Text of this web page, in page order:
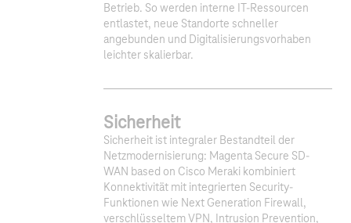
Betrieb. So werden interne IT-Ressourcen
entlastet, neue Standorte schneller
angebunden und Digitalisierungsvorhaben
leichter skalierbar.
Sicherheit
Sicherheit ist integraler Bestandteil der
Netzmodernisierung: Magenta Secure SD-
WAN based on Cisco Meraki kombiniert
Konnektivität mit integrierten Security-
Funktionen wie Next Generation Firewall,
verschlüsseltem VPN, Intrusion Prevention,